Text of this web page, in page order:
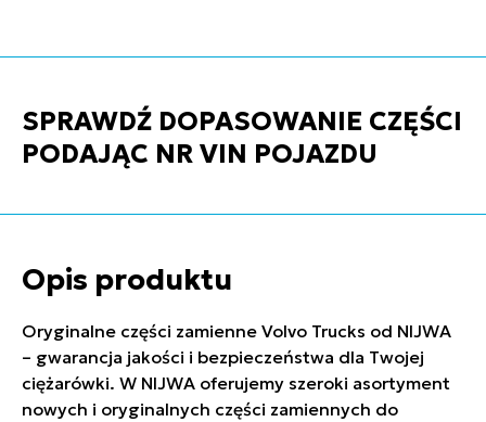
SPRAWDŹ DOPASOWANIE CZĘŚCI
PODAJĄC NR VIN POJAZDU
Opis produktu
Oryginalne części zamienne Volvo Trucks od NIJWA
– gwarancja jakości i bezpieczeństwa dla Twojej
ciężarówki. W NIJWA oferujemy szeroki asortyment
nowych i oryginalnych części zamiennych do